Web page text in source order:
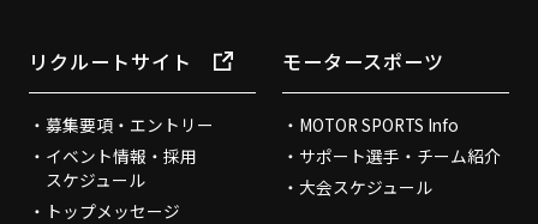
リクルートサイト
募集要項・エントリー
イベント情報・採用
スケジュール
トップメッセージ
モータースポーツ
MOTOR SPORTS Info
サポート選手・チーム紹介
大会スケジュール